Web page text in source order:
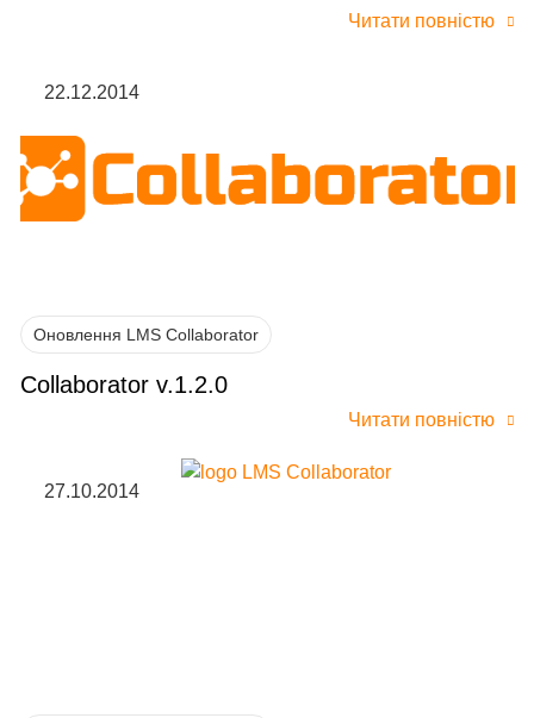
Читати повністю
22.12.2014
Оновлення LMS Collaborator
Collaborator v.1.2.0
Читати повністю
27.10.2014